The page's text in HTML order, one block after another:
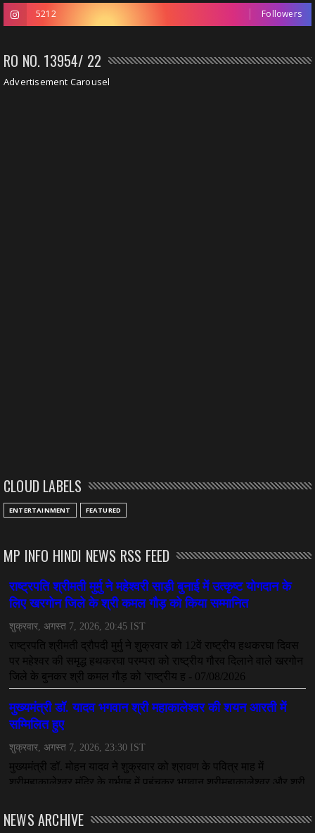
5212 Followers
RO NO. 13954/ 22
Advertisement Carousel
CLOUD LABELS
ENTERTAINMENT FEATURED
MP INFO HINDI NEWS RSS FEED
NEWS ARCHIVE